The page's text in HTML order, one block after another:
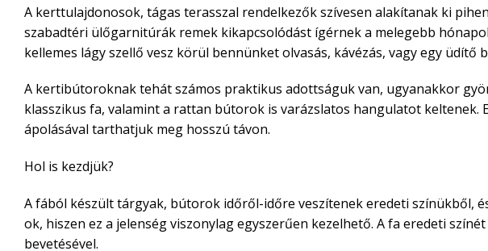
A kerttulajdonosok, tágas terasszal rendelkezők szívesen alakítanak ki
szabadtéri ülőgarnitúrák remek kikapcsolódást ígérnek a melegebb
kellemes lágy szellő vesz körül bennünket olvasás, kávézás, vagy egy üdítő
A kertibútoroknak tehát számos praktikus adottságuk van, ugyanakkor
klasszikus fa, valamint a rattan bútorok is varázslatos hangulatot keltenek.
ápolásával tarthatjuk meg hosszú távon.
Hol is kezdjük?
A fából készült tárgyak, bútorok időről-időre veszítenek eredeti színükből,
ok, hiszen ez a jelenség viszonylag egyszerűen kezelhető. A fa eredeti
bevetésével.